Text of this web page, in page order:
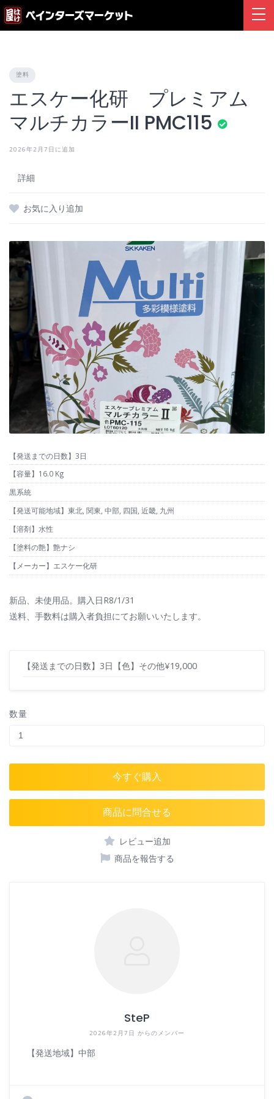
Skip
to
content
塗料
エスケー化研 プレミアム
マルチカラーII PMC115
2026年2月7日に追加
詳細
お気に入り追加
【発送までの日数】3日
【容量】16.0 Kg
黒系統
【発送可能地域】東北, 関東, 中部, 四国, 近畿, 九州
【溶剤】水性
【塗料の艶】艶ナシ
【メーカー】エスケー化研
新品、未使用品。購入日R8/1/31
送料、手数料は購入者負担にてお願いいたします。
【発送までの日数】3日 【色】その他¥19,000
数量
今すぐ購入
商品に問合せる
レビュー追加
商品を報告する
SteP
2026年2月7日 からのメンバー
【発送地域】中部